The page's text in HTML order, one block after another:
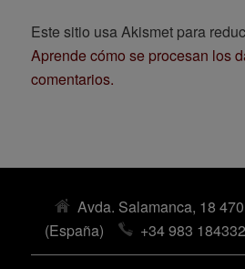
Este sitio usa Akismet para
Aprende cómo se procesan los
comentarios.
Avda. Salamanca, 18
(España)
+34 983 184332